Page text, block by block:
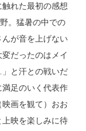
触れた最初の感想
。猛暑の中での
が音を上げない
だったのはメイ
と汗との戦いだ
足のいく代表作
画を観て）おお
映を楽しみに待